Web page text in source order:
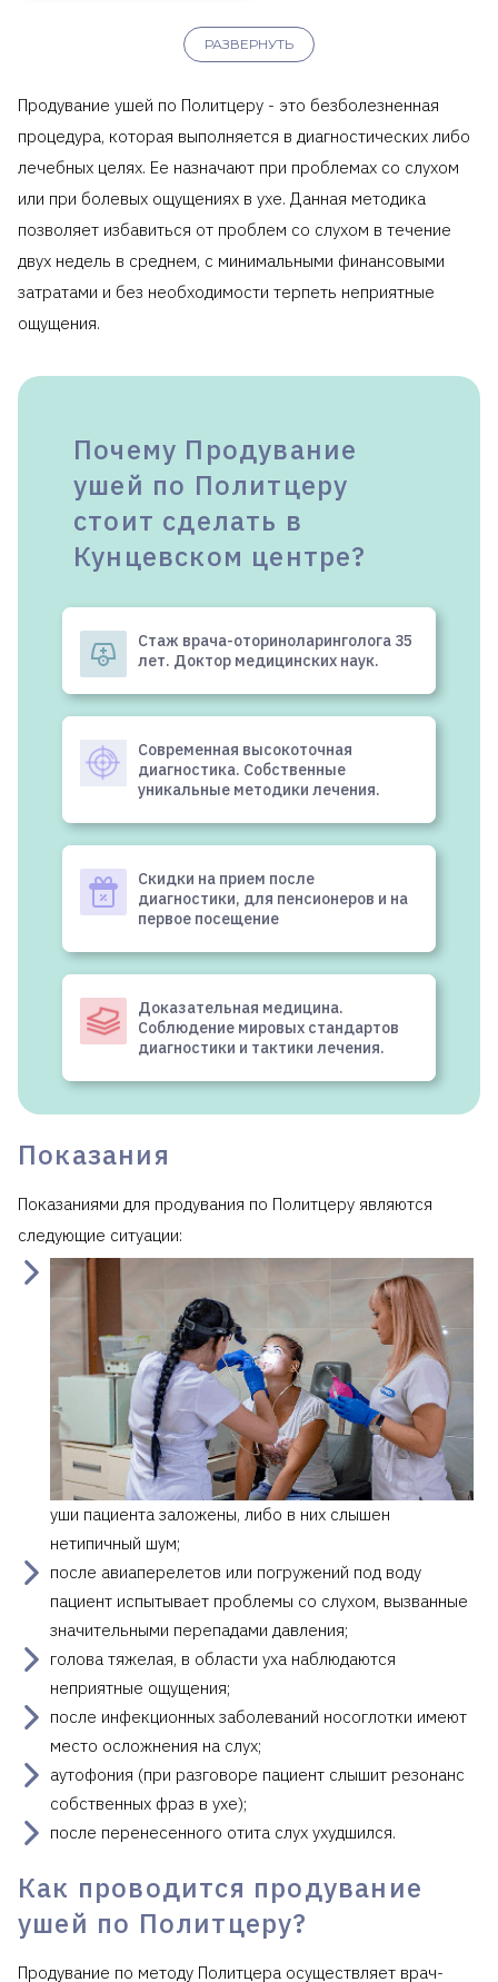
РАЗВЕРНУТЬ
Продувание ушей по Политцеру - это безболезненная
процедура, которая выполняется в диагностических либо
лечебных целях. Ее назначают при проблемах со слухом
или при болевых ощущениях в ухе. Данная методика
позволяет избавиться от проблем со слухом в течение
двух недель в среднем, с минимальными финансовыми
затратами и без необходимости терпеть неприятные
ощущения.
Почему Продувание
ушей по Политцеру
стоит сделать в
Кунцевском центре?
Стаж врача-оториноларинголога 35
лет. Доктор медицинских наук.
Современная высокоточная
диагностика. Собственные
уникальные методики лечения.
Скидки на прием после
диагностики, для пенсионеров и на
первое посещение
Доказательная медицина.
Соблюдение мировых стандартов
диагностики и тактики лечения.
Показания
Показаниями для продувания по Политцеру являются
следующие ситуации:
уши пациента заложены, либо в них слышен
нетипичный шум;
после авиаперелетов или погружений под воду
пациент испытывает проблемы со слухом, вызванные
значительными перепадами давления;
голова тяжелая, в области уха наблюдаются
неприятные ощущения;
после инфекционных заболеваний носоглотки имеют
место осложнения на слух;
аутофония (при разговоре пациент слышит резонанс
собственных фраз в ухе);
после перенесенного отита слух ухудшился.
Как проводится продувание
ушей по Политцеру?
Продувание по методу Политцера осуществляет врач-